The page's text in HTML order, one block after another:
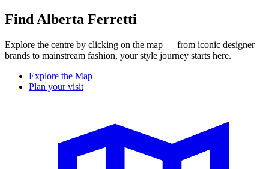
Find Alberta Ferretti
Explore the centre by clicking on the map — from iconic designer
brands to mainstream fashion, your style journey starts here.
Explore the Map
Plan your visit